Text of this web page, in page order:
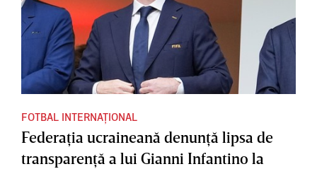
FOTBAL INTERNAȚIONAL
Federaţia ucraineană denunţă lipsa de
transparenţă a lui Gianni Infantino la